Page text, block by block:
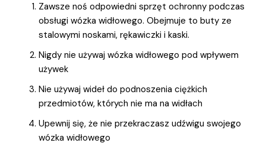
Zawsze noś odpowiedni sprzęt ochronny podczas
obsługi wózka widłowego. Obejmuje to buty ze
stalowymi noskami, rękawiczki i kaski.
Nigdy nie używaj wózka widłowego pod wpływem
używek
Nie używaj wideł do podnoszenia ciężkich
przedmiotów, których nie ma na widłach
Upewnij się, że nie przekraczasz udźwigu swojego
wózka widłowego